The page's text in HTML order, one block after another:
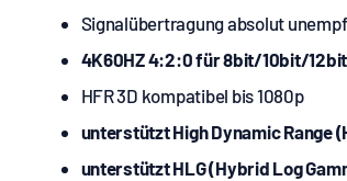
Signalübertragung absolut
4K60HZ 4:2:0 für 8bit/10bit/
HFR 3D kompatibel bis 1080p
unterstützt High Dynamic Range
unterstützt HLG (Hybrid Log